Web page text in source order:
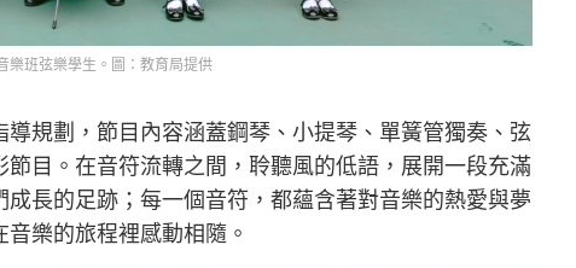
樂班弦樂學生。圖：教育局提供
規劃，節目內容涵蓋鋼琴、小提琴、單簧管獨奏、弦
目。在音符流轉之間，聆聽風的低語，展開一段充滿
長的足跡；每一個音符，都蘊含著對音樂的熱愛與夢
樂的旅程裡感動相隨。